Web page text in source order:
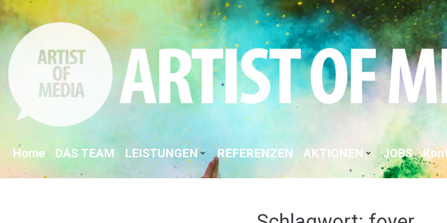
Home DAS TEAM LEISTUNGEN REFERENZEN AKTIONEN JOBS